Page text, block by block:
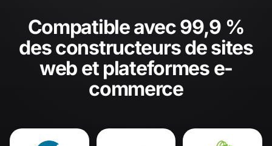
Compatible avec 99,9 %
des constructeurs de sites
web et plateformes e-
commerce